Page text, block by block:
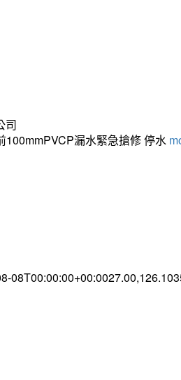
司
漏水緊急搶修 停水